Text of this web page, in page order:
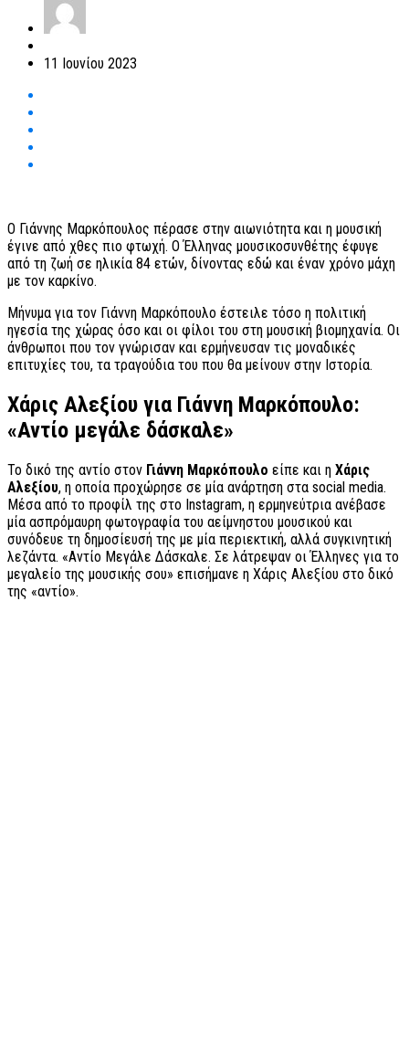
11 Ιουνίου 2023
Ο Γιάννης Μαρκόπουλος πέρασε στην αιωνιότητα και η μουσική
έγινε από χθες πιο φτωχή. Ο Έλληνας μουσικοσυνθέτης έφυγε
από τη ζωή σε ηλικία 84 ετών, δίνοντας εδώ και έναν χρόνο μάχη
με τον καρκίνο.
Μήνυμα για τον Γιάννη Μαρκόπουλο έστειλε τόσο η πολιτική
ηγεσία της χώρας όσο και οι φίλοι του στη μουσική βιομηχανία. Οι
άνθρωποι που τον γνώρισαν και ερμήνευσαν τις μοναδικές
επιτυχίες του, τα τραγούδια του που θα μείνουν στην Ιστορία.
Χάρις Αλεξίου για Γιάννη Μαρκόπουλο:
«Αντίο μεγάλε δάσκαλε»
Το δικό της αντίο στον Γιάννη Μαρκόπουλο είπε και η Χάρις
Αλεξίου, η οποία προχώρησε σε μία ανάρτηση στα social media.
Μέσα από το προφίλ της στο Instagram, η ερμηνεύτρια ανέβασε
μία ασπρόμαυρη φωτογραφία του αείμνηστου μουσικού και
συνόδευε τη δημοσίευσή της με μία περιεκτική, αλλά συγκινητική
λεζάντα. «Αντίο Μεγάλε Δάσκαλε. Σε λάτρεψαν οι Έλληνες για το
μεγαλείο της μουσικής σου» επισήμανε η Χάρις Αλεξίου στο δικό
της «αντίο».